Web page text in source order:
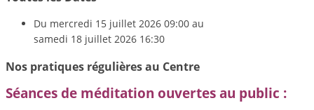
Du mercredi 15 juillet 2026 09:00 au
samedi 18 juillet 2026 16:30
Nos pratiques régulières au Centre
Séances de méditation ouvertes au public :